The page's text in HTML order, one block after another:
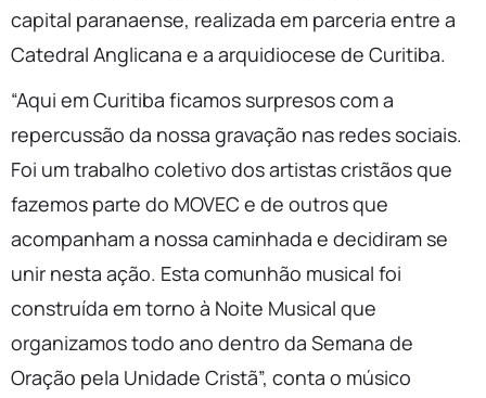
capital paranaense, realizada em parceria entre a
Catedral Anglicana e a arquidiocese de Curitiba.
“Aqui em Curitiba ficamos surpresos com a
repercussão da nossa gravação nas redes sociais.
Foi um trabalho coletivo dos artistas cristãos que
fazemos parte do MOVEC e de outros que
acompanham a nossa caminhada e decidiram se
unir nesta ação. Esta comunhão musical foi
construída em torno à Noite Musical que
organizamos todo ano dentro da Semana de
Oração pela Unidade Cristã”, conta o músico